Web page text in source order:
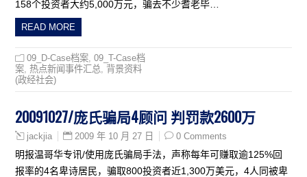
158个投资者大约5,000万元，骗去不少耆老毕…
READ MORE
09_D-Case档案 ,09_T-Case档
案 ,热点新闻事件汇总
背景资料
(政经社会)
20091027/庞氏骗局4顾问 判罚款2600万
jackjia 2009 年 10 月 27 日 0 Comments
明报温哥华专讯/使用庞氏骗局手法，声称每年可赚取逾125%回
报率的4名卑诗居民，骗取800投资者近1,300万美元，4人同被卑